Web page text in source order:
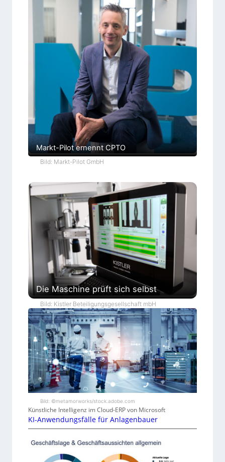
Markt-Pilot ernennt CPTO
Bild: Markt-Pilot GmbH
Die Maschine prüft sich selbst
Bild: Kistler Beteiligungsgesellschaft mbH
Bild: ©metamorworks/stock.adobe.com
Künstliche Intelligenz im Cloud-ERP von Microsoft
KI-Anwendungsfälle für Anlagenbauer